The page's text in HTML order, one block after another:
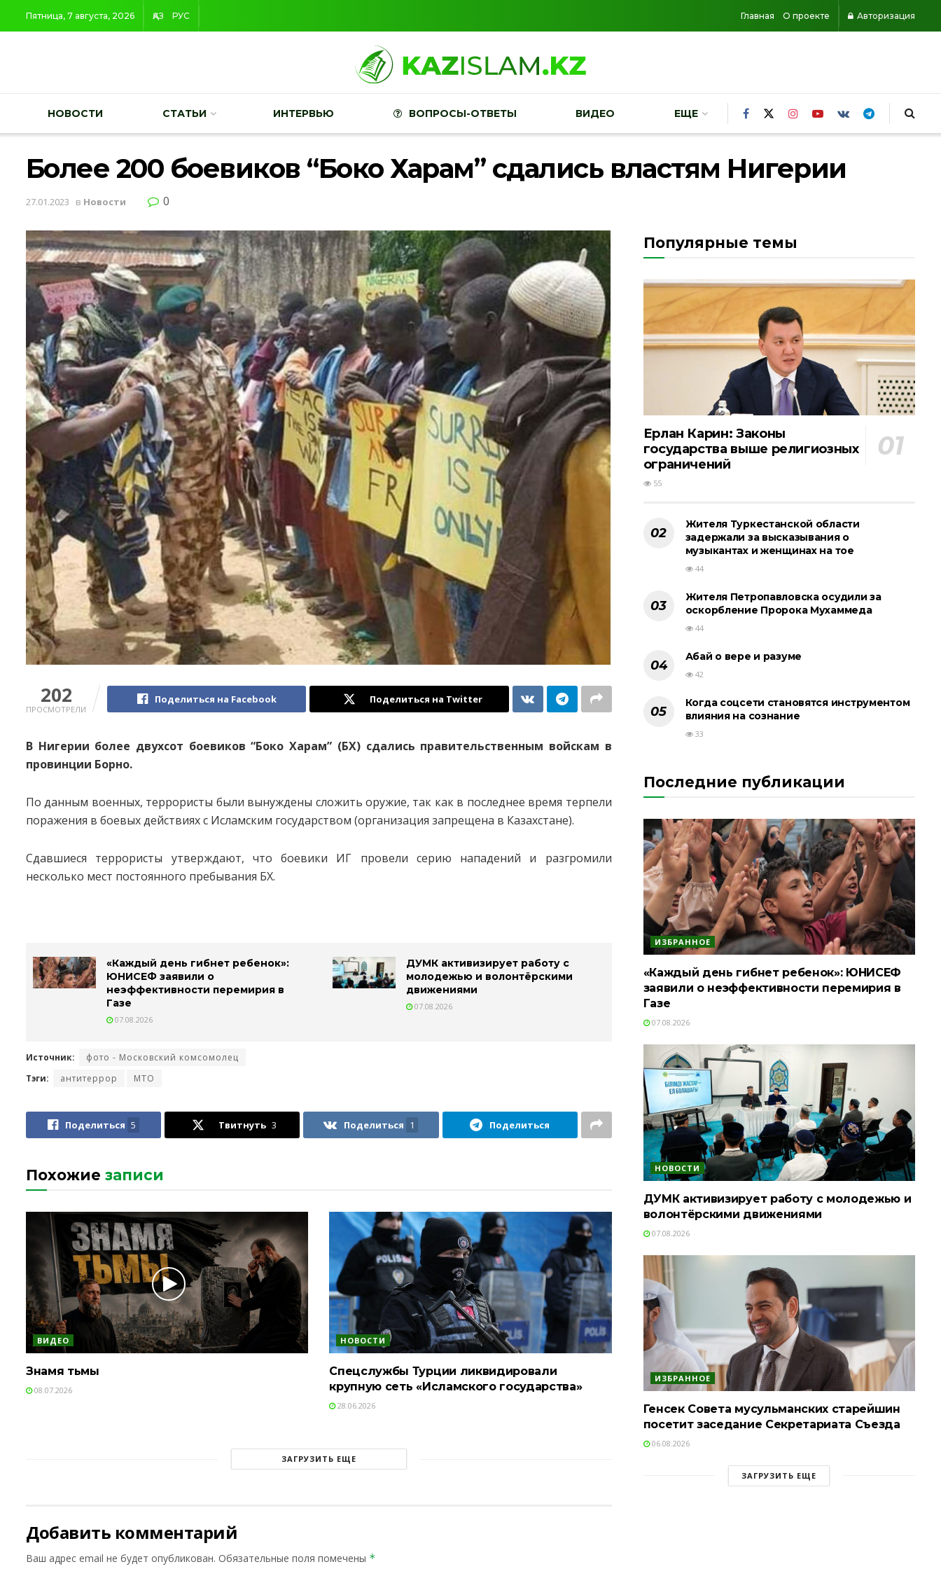
Пятница, 7 августа, 2026 ҚАЗ РУС Главная О проекте Авторизация
НОВОСТИ СТАТЬИ ИНТЕРВЬЮ ВОПРОСЫ-ОТВЕТЫ ВИДЕО ЕЩЕ
Более 200 боевиков “Боко Харам” сдались властям Нигерии
27.01.2023 в Новости 0
202
ПРОСМОТРЕЛИ
Поделиться на Facebook Поделиться на Twitter
В Нигерии более двухсот боевиков “Боко Харам” (БХ) сдались правительственным войскам в
провинции Борно.
По данным военных, террористы были вынуждены сложить оружие, так как в последнее время терпели
поражения в боевых действиях с Исламским государством (организация запрещена в Казахстане).
Сдавшиеся террористы утверждают, что боевики ИГ провели серию нападений и разгромили
несколько мест постоянного пребывания БХ.
«Каждый день гибнет ребенок»:
ЮНИСЕФ заявили о
неэффективности перемирия в
Газе
07.08.2026
ДУМК активизирует работу с
молодежью и волонтёрскими
движениями
07.08.2026
Источник:
фото - Московский комсомолец
Тэги:
антитеррор МТО
Поделиться 5 Твитнуть 3 Поделиться 1 Поделиться
Похожие записи
ВИДЕО
Знамя тьмы
08.07.2026
НОВОСТИ
Спецслужбы Турции ликвидировали
крупную сеть «Исламского государства»
28.06.2026
ЗАГРУЗИТЬ ЕЩЕ
Добавить комментарий
Ваш адрес email не будет опубликован. Обязательные поля помечены *
Популярные темы
Ерлан Карин: Законы
государства выше религиозных
ограничений
55
Жителя Туркестанской области
задержали за высказывания о
музыкантах и женщинах на тое
44
Жителя Петропавловска осудили за
оскорбление Пророка Мухаммеда
44
Абай о вере и разуме
42
Когда соцсети становятся инструментом
влияния на сознание
33
Последние публикации
ИЗБРАННОЕ
«Каждый день гибнет ребенок»: ЮНИСЕФ
заявили о неэффективности перемирия в
Газе
07.08.2026
НОВОСТИ
ДУМК активизирует работу с молодежью и
волонтёрскими движениями
07.08.2026
ИЗБРАННОЕ
Генсек Совета мусульманских старейшин
посетит заседание Секретариата Съезда
06.08.2026
ЗАГРУЗИТЬ ЕЩЕ